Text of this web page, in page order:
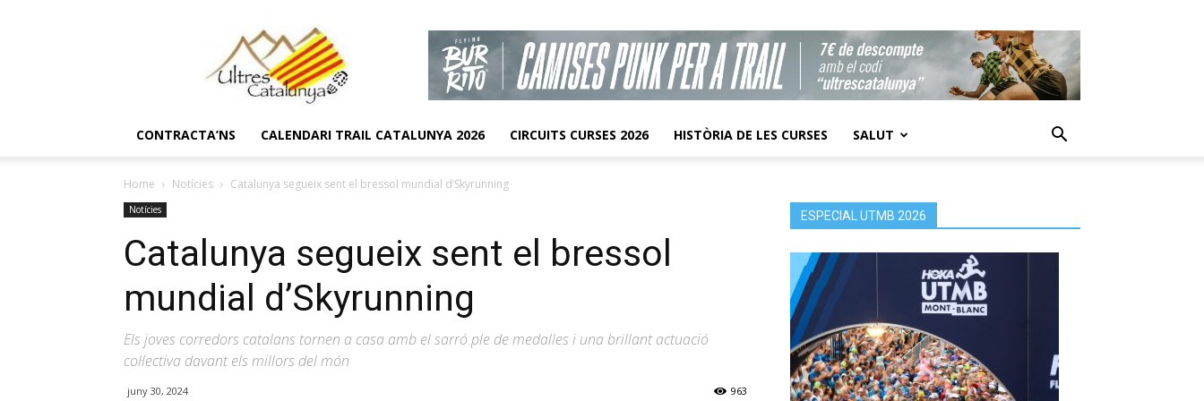
CONTRACTA’NS CALENDARI TRAIL CATALUNYA 2026 CIRCUITS CURSES 2026 HISTÒRIA DE LES CURSES SALUT
Home Notícies Catalunya segueix sent el bressol mundial d’Skyrunning
Notícies
Catalunya segueix sent el bressol
mundial d’Skyrunning
Els joves corredors catalans tornen a casa amb el sarró ple de medalles i una brillant actuació
col·lectiva davant els millors del món
juny 30, 2024 963
ESPECIAL UTMB 2026